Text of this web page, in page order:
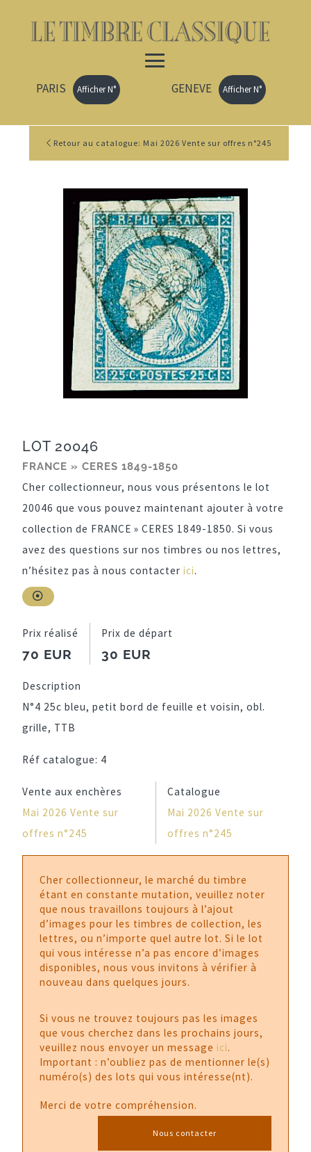
PARIS Afficher N° GENEVE Afficher N°
Retour au catalogue: Mai 2026 Vente sur offres n°245
LOT 20046
FRANCE » CERES 1849-1850
Cher collectionneur, nous vous présentons le lot
20046 que vous pouvez maintenant ajouter à votre
collection de FRANCE » CERES 1849-1850. Si vous
avez des questions sur nos timbres ou nos lettres,
n’hésitez pas à nous contacter ici.
Prix réalisé
70 EUR
Prix de départ
30 EUR
Description
N°4 25c bleu, petit bord de feuille et voisin, obl.
grille, TTB
Réf catalogue: 4
Vente aux enchères
Mai 2026 Vente sur
offres n°245
Catalogue
Mai 2026 Vente sur
offres n°245
Cher collectionneur, le marché du timbre
étant en constante mutation, veuillez noter
que nous travaillons toujours à l’ajout
d’images pour les timbres de collection, les
lettres, ou n’importe quel autre lot. Si le lot
qui vous intéresse n’a pas encore d’images
disponibles, nous vous invitons à vérifier à
nouveau dans quelques jours.
Si vous ne trouvez toujours pas les images
que vous cherchez dans les prochains jours,
veuillez nous envoyer un message ici.
Important : n’oubliez pas de mentionner le(s)
numéro(s) des lots qui vous intéresse(nt).
Merci de votre compréhension.
Nous contacter